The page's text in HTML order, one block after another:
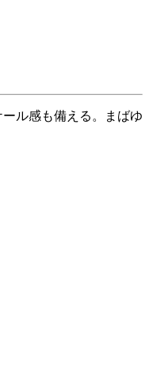
ル感も備える。まばゆ